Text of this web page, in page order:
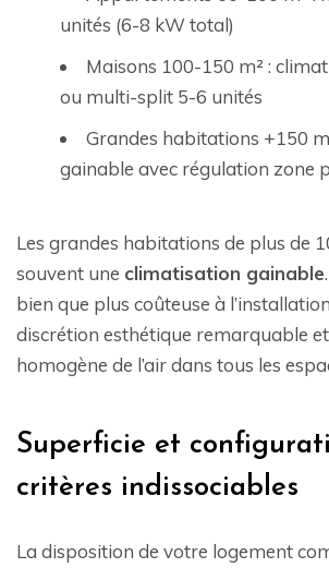
unités (6-8 kW total)
Maisons 100-150 m² :
ou multi-split 5-6 unités
Grandes habitations +150
gainable avec régulation zone
Les grandes habitations de plus de
souvent une climatisation gainable
bien que plus coûteuse à
discrétion esthétique remarquable
homogène de l’air dans tous les
Superficie et
critères indissociables
La disposition de votre logement